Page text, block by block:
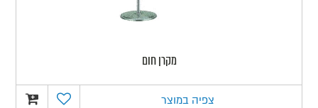
מקרן חום
צפיה במוצר